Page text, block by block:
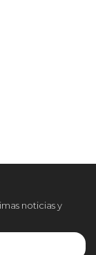
noticias y